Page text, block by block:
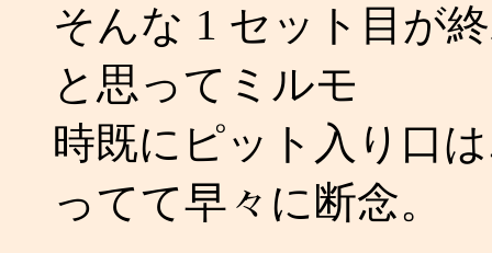
そんな 1 セット目が
と思ってミルモ
時既にピット入り口
ってて早々に断念。